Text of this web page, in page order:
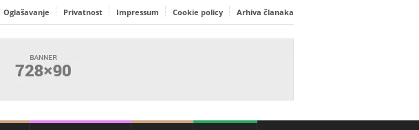
Oglašavanje Privatnost Impressum Cookie policy Arhiva članaka